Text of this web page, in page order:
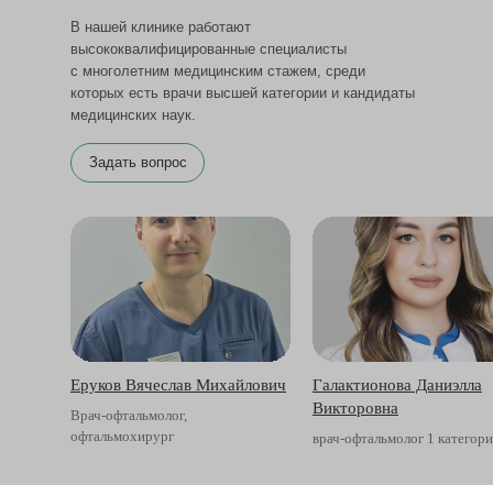
В нашей клинике работают
высококвалифицированные специалисты
с многолетним медицинским стажем, среди
которых есть врачи высшей категории и кандидаты
медицинских наук.
Задать вопрос
Еруков Вячеслав Михайлович
Врач-офтальмолог,
офтальмохирург
Галактионова Даниэлла
Викторовна
врач-офтальмолог 1